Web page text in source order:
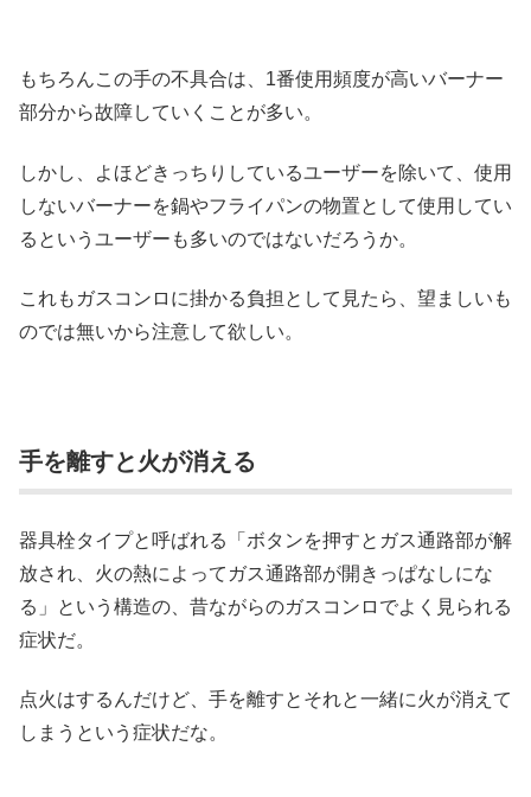
もちろんこの手の不具合は、1番使用頻度が高いバーナー
部分から故障していくことが多い。
しかし、よほどきっちりしているユーザーを除いて、使用
しないバーナーを鍋やフライパンの物置として使用してい
るというユーザーも多いのではないだろうか。
これもガスコンロに掛かる負担として見たら、望ましいも
のでは無いから注意して欲しい。
手を離すと火が消える
器具栓タイプと呼ばれる「ボタンを押すとガス通路部が解
放され、火の熱によってガス通路部が開きっぱなしにな
る」という構造の、昔ながらのガスコンロでよく見られる
症状だ。
点火はするんだけど、手を離すとそれと一緒に火が消えて
しまうという症状だな。